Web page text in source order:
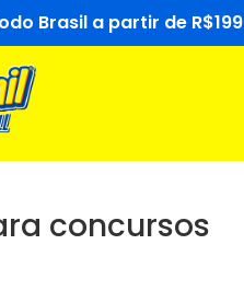
Brasil a partir de R$199
concursos